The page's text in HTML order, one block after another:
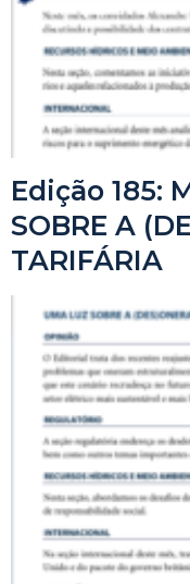
Edição 185:
SOBRE A
TARIFÁRIA